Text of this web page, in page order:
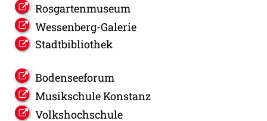
Rosgartenmuseum
Wessenberg-Galerie
Stadtbibliothek
Bodenseeforum
Musikschule Konstanz
Volkshochschule